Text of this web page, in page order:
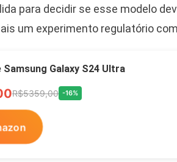
para decidir se esse modelo
um experimento regulatório
Galaxy S24 Ultra
R$5359,00 -16%